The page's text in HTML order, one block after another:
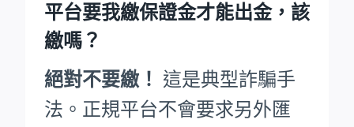
平台要我繳保證金才能出金，該
繳嗎？
絕對不要繳！ 這是典型詐騙手
法。正規平台不會要求另外匯